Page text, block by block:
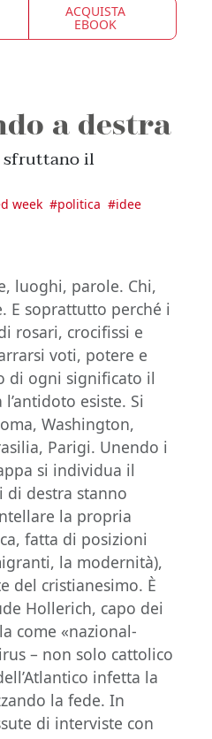
ACQUISTA
EBOOK
a destra
sfruttano il
week #politica #idee
luoghi, parole. Chi,
E soprattutto perché i
rosari, crocifissi e
voti, potere e
di ogni significato il
esiste. Si
Washington,
Parigi. Unendo i
si individua il
di destra stanno
la propria
fatta di posizioni
la modernità),
del cristianesimo. È
Hollerich, capo dei
come «nazional-
– non solo cattolico
infetta la
la fede. In
di interviste con